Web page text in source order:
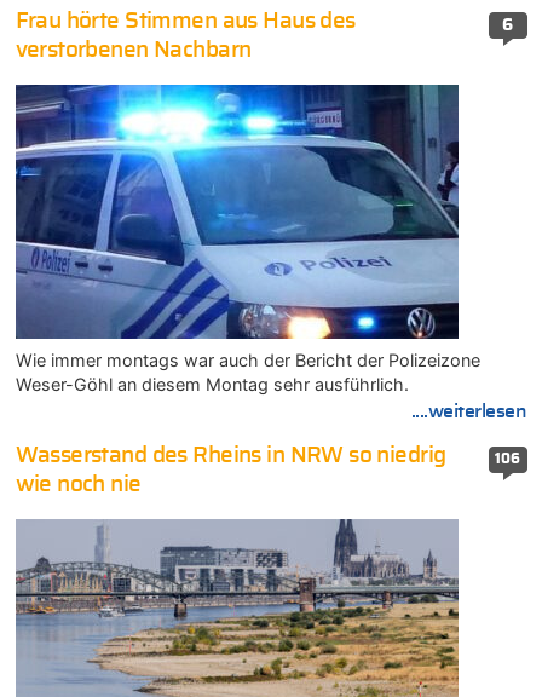
6
Frau hörte Stimmen aus Haus des
verstorbenen Nachbarn
Wie immer montags war auch der Bericht der Polizeizone
Weser-Göhl an diesem Montag sehr ausführlich.
....weiterlesen
106
Wasserstand des Rheins in NRW so niedrig
wie noch nie